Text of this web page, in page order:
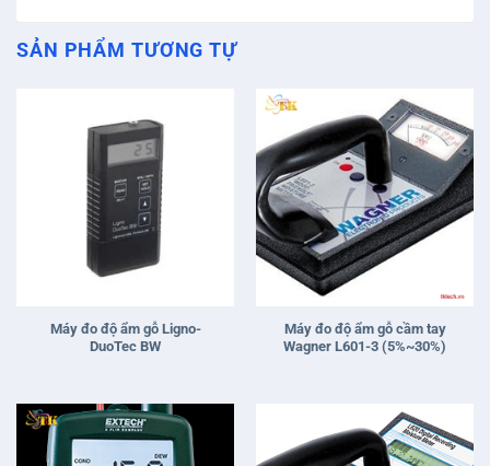
SẢN PHẨM TƯƠNG TỰ
Máy đo độ ẩm gỗ Ligno-
DuoTec BW
Máy đo độ ẩm gỗ cầm tay
Wagner L601-3 (5%~30%)